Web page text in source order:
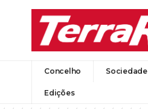
Concelho Sociedade
Edições